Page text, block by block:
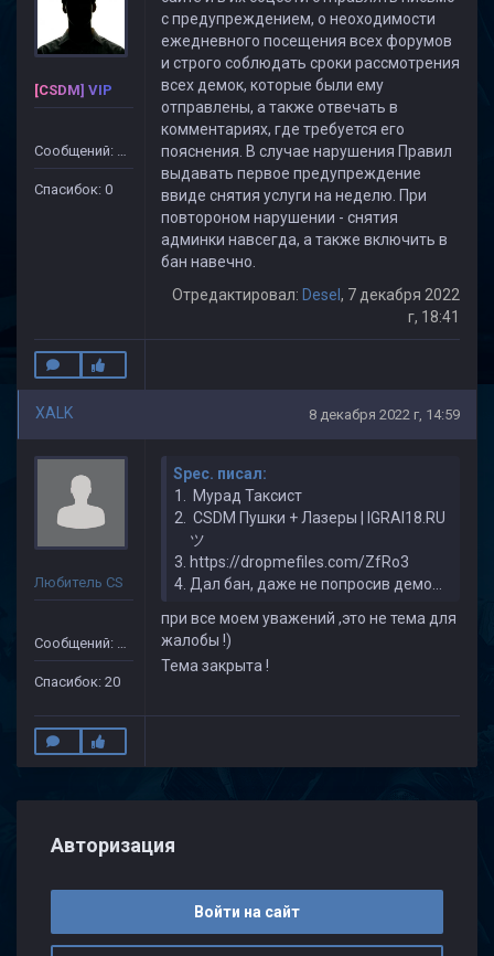
[CSDM] VIP
Сообщений: 15
Спасибок: 0
с предупреждением, о неоходимости
ежедневного посещения всех форумов
и строго соблюдать сроки рассмотрения
всех демок, которые были ему
отправлены, а также отвечать в
комментариях, где требуется его
пояснения. В случае нарушения Правил
выдавать первое предупреждение
ввиде снятия услуги на неделю. При
повтороном нарушении - снятия
админки навсегда, а также включить в
бан навечно.
Отредактировал: Desel , 7 декабря 2022
г, 18:41
XALK 8 декабря 2022 г, 14:59
Любитель CS
Сообщений: 149
Спасибок: 20
Spec. писал:
Мурад Таксист
CSDM Пушки + Лазеры | IGRAI18.RU
ツ
https://dropmefiles.com/ZfRo3
Дал бан, даже не попросив демо...
при все моем уважений ,это не тема для
жалобы !)
Тема закрыта !
Авторизация
Войти на сайт